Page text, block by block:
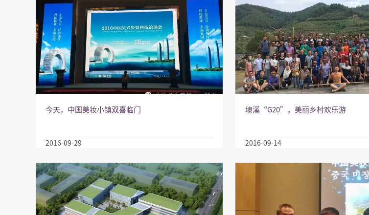
今天，中国美妆小镇双喜临门
2016-09-29
埭溪“G20”，美丽乡村欢乐游
2016-09-14